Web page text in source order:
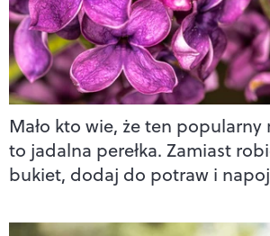
Mało kto wie, że ten
to jadalna perełka. Zamiast
bukiet, dodaj do potraw i